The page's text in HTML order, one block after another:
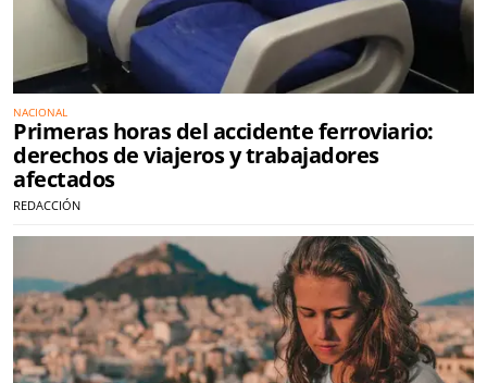
NACIONAL
Primeras horas del accidente ferroviario:
derechos de viajeros y trabajadores
afectados
REDACCIÓN